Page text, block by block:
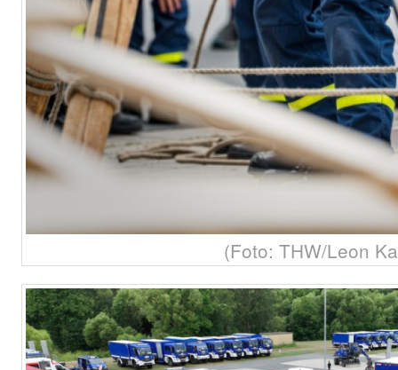
(Foto: THW/Leon